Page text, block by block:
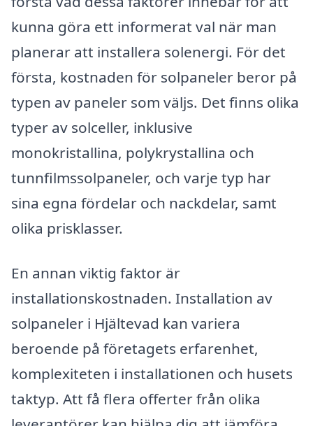
kunna göra ett informerat val när man
planerar att installera solenergi. För det
första, kostnaden för solpaneler beror på
typen av paneler som väljs. Det finns olika
typer av solceller, inklusive
monokristallina, polykrystallina och
tunnfilmssolpaneler, och varje typ har
sina egna fördelar och nackdelar, samt
olika prisklasser.
En annan viktig faktor är
installationskostnaden. Installation av
solpaneler i Hjältevad kan variera
beroende på företagets erfarenhet,
komplexiteten i installationen och husets
taktyp. Att få flera offerter från olika